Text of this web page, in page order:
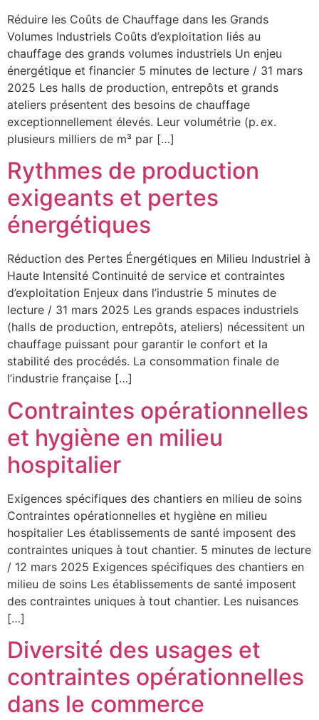
Réduire les Coûts de Chauffage dans les Grands
Volumes Industriels Coûts d’exploitation liés au
chauffage des grands volumes industriels Un enjeu
énergétique et financier 5 minutes de lecture / 31 mars
2025 Les halls de production, entrepôts et grands
ateliers présentent des besoins de chauffage
exceptionnellement élevés. Leur volumétrie (p. ex.
plusieurs milliers de m³ par […]
Rythmes de production
exigeants et pertes
énergétiques
Réduction des Pertes Énergétiques en Milieu Industriel à
Haute Intensité Continuité de service et contraintes
d’exploitation Enjeux dans l’industrie 5 minutes de
lecture / 31 mars 2025 Les grands espaces industriels
(halls de production, entrepôts, ateliers) nécessitent un
chauffage puissant pour garantir le confort et la
stabilité des procédés. La consommation finale de
l’industrie française […]
Contraintes opérationnelles
et hygiène en milieu
hospitalier
Exigences spécifiques des chantiers en milieu de soins
Contraintes opérationnelles et hygiène en milieu
hospitalier Les établissements de santé imposent des
contraintes uniques à tout chantier. 5 minutes de lecture
/ 12 mars 2025 Exigences spécifiques des chantiers en
milieu de soins Les établissements de santé imposent
des contraintes uniques à tout chantier. Les nuisances
[…]
Diversité des usages et
contraintes opérationnelles
dans le commerce